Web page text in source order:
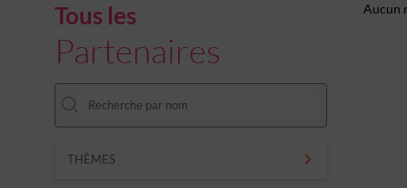
Tous les
Partenaires
THÈMES
Aucun